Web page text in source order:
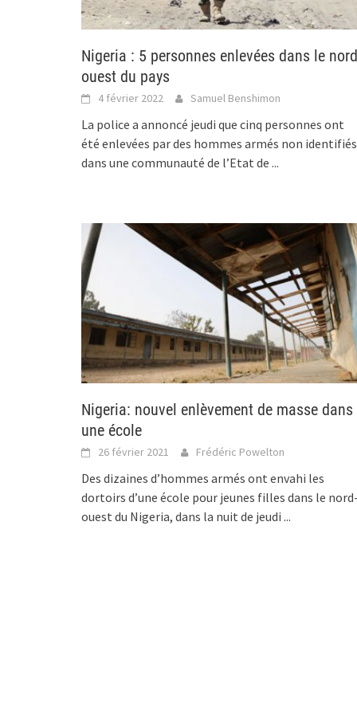
Nigeria : 5 personnes enlevées dans le
ouest du pays
4 février 2022 Samuel Benshimon
La police a annoncé jeudi que cinq personnes ont
été enlevées par des hommes armés non identifiés
dans une communauté de l’Etat de ...
Nigeria: nouvel enlèvement de masse dans
une école
26 février 2021 Frédéric Powelton
Des dizaines d’hommes armés ont envahi les
dortoirs d’une école pour jeunes filles dans le nord-
ouest du Nigeria, dans la nuit de jeudi ...